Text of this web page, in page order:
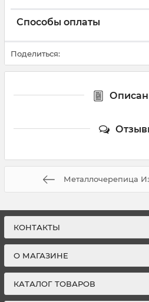
Способы оплаты
Поделиться:
Металлочерепица
КОНТАКТЫ
О МАГАЗИНЕ
КАТАЛОГ ТОВАРОВ